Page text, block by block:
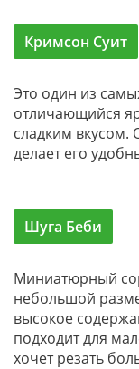
Кримсон Суит
Это один из
отличающийся
сладким вкусом.
делает его
Шуга Беби
Миниатюрный
небольшой
высокое
подходит для
хочет резать